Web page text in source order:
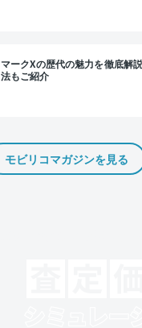
マークXの歴代の魅力を徹底解
法もご紹介
モビリコマガジンを見る